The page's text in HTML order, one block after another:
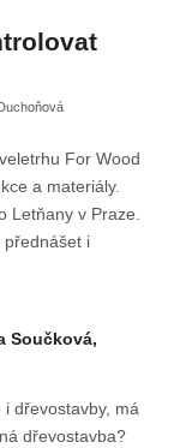
For Wood
a materiály.
Letňany v Praze.
i
Součková,
dřevostavby, má
dřevostavba?